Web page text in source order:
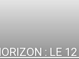
: LE